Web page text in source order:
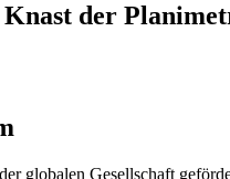
der
globalen Gesellschaft